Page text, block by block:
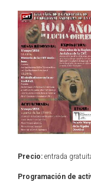
Precio: entrada
Programación de